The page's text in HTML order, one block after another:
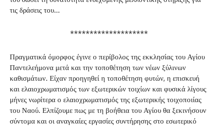
τις δράσεις του…
********************
Πραγματικά όμορφος έγινε ο περίβολος της εκκλησίας του Αγίου
Παντελεήμονα μετά και την τοποθέτηση των νέων ξύλινων
καθισμάτων. Είχαν προηγηθεί η τοποθέτηση φυτών, η επισκευή
και ελαιοχρωματισμός των εξωτερικών τοιχίων και φυσικά λίγους
μήνες νωρίτερα ο ελαιοχρωματισμός της εξωτερικής τοιχοποιίας
του Ναού. Ελπίζουμε πως με τη βοήθεια του Αγίου θα ξεκινήσουν
σύντομα και οι αναγκαίες εργασίες συντήρησης στο εσωτερικό